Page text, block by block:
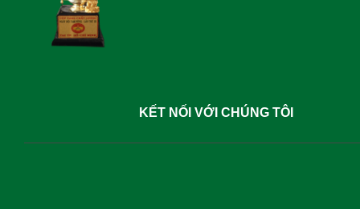
KẾT NỐI VỚI CHÚNG TÔI